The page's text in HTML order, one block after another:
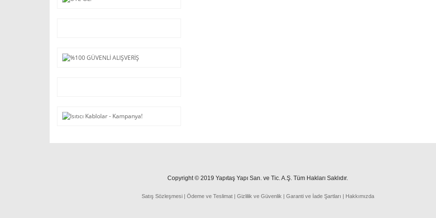
Copyright © 2019 Yapıtaş Yapı San. ve Tic. A.Ş. Tüm Hakları Saklıdır.
Satış Sözleşmesi| Ödeme ve Teslimat| Gizlilik ve Güvenlik Garanti ve İade Şartları Hakkımızda